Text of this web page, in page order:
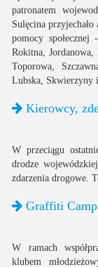
patronatem
Sulęcina
pomocy
Rokitna,
Toporowa,
Lubska, Skwierzyny
Kierowcy,
W przeciągu
drodze
zdarzenia drogowe.
Graffiti
W ramach
klubem